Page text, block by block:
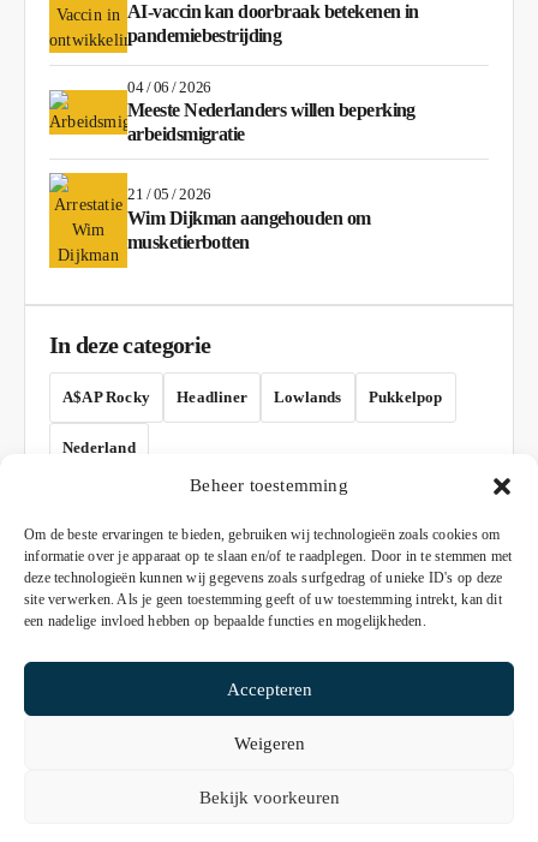
Beheer toestemming
Om de beste ervaringen te bieden, gebruiken wij technologieën zoals cookies om
informatie over je apparaat op te slaan en/of te raadplegen. Door in te stemmen met
deze technologieën kunnen wij gegevens zoals surfgedrag of unieke ID's op deze
site verwerken. Als je geen toestemming geeft of uw toestemming intrekt, kan dit
een nadelige invloed hebben op bepaalde functies en mogelijkheden.
Accepteren
Weigeren
Bekijk voorkeuren
AI-vaccin kan doorbraak betekenen in
pandemiebestrijding
04 / 06 / 2026
Meeste Nederlanders willen beperking
arbeidsmigratie
21 / 05 / 2026
Wim Dijkman aangehouden om
musketierbotten
In deze categorie
A$AP Rocky Headliner Lowlands Pukkelpop
Nederland